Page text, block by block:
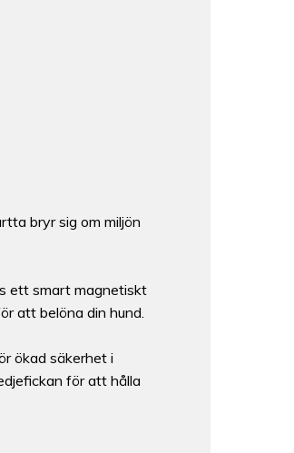
bryr sig om miljön
ett smart magnetiskt
att belöna din hund.
ökad säkerhet i
för att hålla